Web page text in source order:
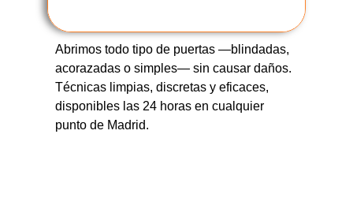
Abrimos todo tipo de puertas —blindadas,
acorazadas o simples— sin causar daños.
Técnicas limpias, discretas y eficaces,
disponibles las 24 horas en cualquier
punto de Madrid.